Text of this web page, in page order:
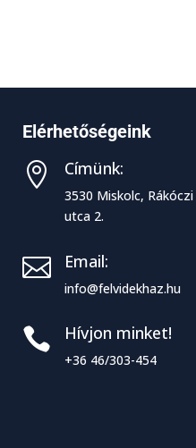
Elérhetőségeink
 Címünk:
3530 Miskolc, Rákóczi
utca 2.
 Email:
info@felvidekhaz.hu
 Hívjon minket!
+36 46/303-454